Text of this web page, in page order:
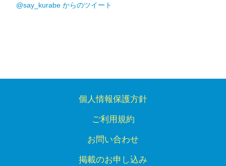
@say_kurabe からのツイート
個人情報保護方針
ご利用規約
お問い合わせ
掲載のお申し込み